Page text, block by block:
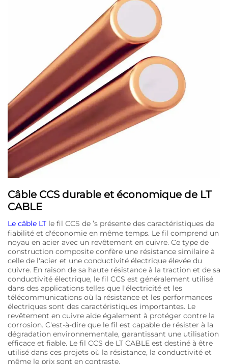
Câble CCS durable et économique de LT
CABLE
Le câble LT le fil CCS de ’s présente des caractéristiques de
fiabilité et d'économie en même temps. Le fil comprend un
noyau en acier avec un revêtement en cuivre. Ce type de
construction composite confère une résistance similaire à
celle de l'acier et une conductivité électrique élevée du
cuivre. En raison de sa haute résistance à la traction et de sa
conductivité électrique, le fil CCS est généralement utilisé
dans des applications telles que l'électricité et les
télécommunications où la résistance et les performances
électriques sont des caractéristiques importantes. Le
revêtement en cuivre aide également à protéger contre la
corrosion. C'est-à-dire que le fil est capable de résister à la
dégradation environnementale, garantissant une utilisation
efficace et fiable. Le fil CCS de LT CABLE est destiné à être
utilisé dans ces projets où la résistance, la conductivité et
même le prix sont en contraste.